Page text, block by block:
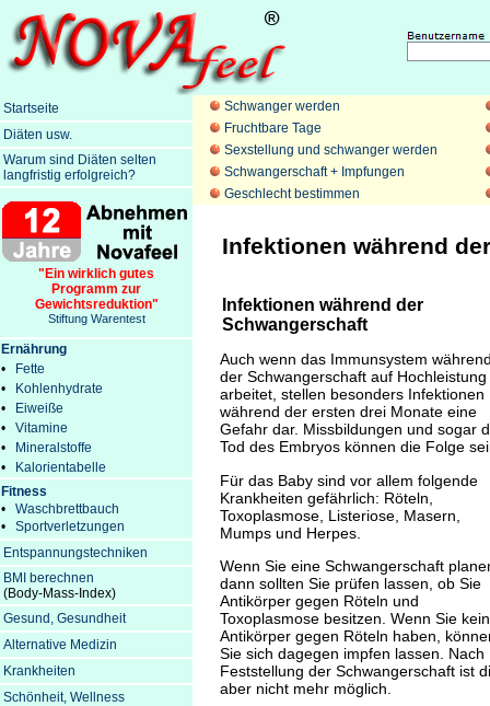
Schwanger werden
Fruchtbare Tage
Sexstellung und schwanger werden
Schwangerschaft + Impfungen
Geschlecht bestimmen
Infektionen während
Infektionen während der
Schwangerschaft
Auch wenn das Immunsystem
der Schwangerschaft auf Hochleistung
arbeitet, stellen besonders Infektionen
während der ersten drei Monate eine
Gefahr dar. Missbildungen und sogar
Tod des Embryos können die Folge
Für das Baby sind vor allem folgende
Krankheiten gefährlich: Röteln,
Toxoplasmose, Listeriose, Masern,
Mumps und Herpes.
Wenn Sie eine Schwangerschaft
dann sollten Sie prüfen lassen, ob Sie
Antikörper gegen Röteln und
Toxoplasmose besitzen. Wenn Sie
Antikörper gegen Röteln haben,
Sie sich dagegen impfen lassen. Nach
Feststellung der Schwangerschaft ist
aber nicht mehr möglich.
Startseite
Diäten usw.
Warum sind Diäten selten
langfristig erfolgreich?
"Ein wirklich gutes
Programm zur
Gewichtsreduktion"
Stiftung Warentest
Ernährung
•
Fette
•
Kohlenhydrate
•
Eiweiße
•
Vitamine
•
Mineralstoffe
•
Kalorientabelle
Fitness
•
Waschbrettbauch
•
Sportverletzungen
Entspannungstechniken
BMI berechnen
(Body-Mass-Index)
Gesund, Gesundheit
Alternative Medizin
Krankheiten
Schönheit, Wellness